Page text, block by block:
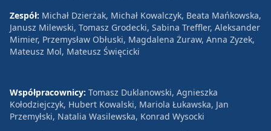
Zespół: Michał Dzierżak, Michał Kowalczyk, Beata Mańkowska,
Janusz Milewski, Tomasz Grodecki, Sabina Treffler, Aleksander
Mimier, Przemysław Obłuski, Magdalena Żuraw, Anna Zyzek,
Mateusz Mol, Mateusz Święcicki
Współpracownicy: Tomasz Duklanowski, Agnieszka
Kołodziejczyk, Hubert Kowalski, Mariola Łukawska, Jan
Przemyłski, Natalia Wasilewska, Konrad Wysocki